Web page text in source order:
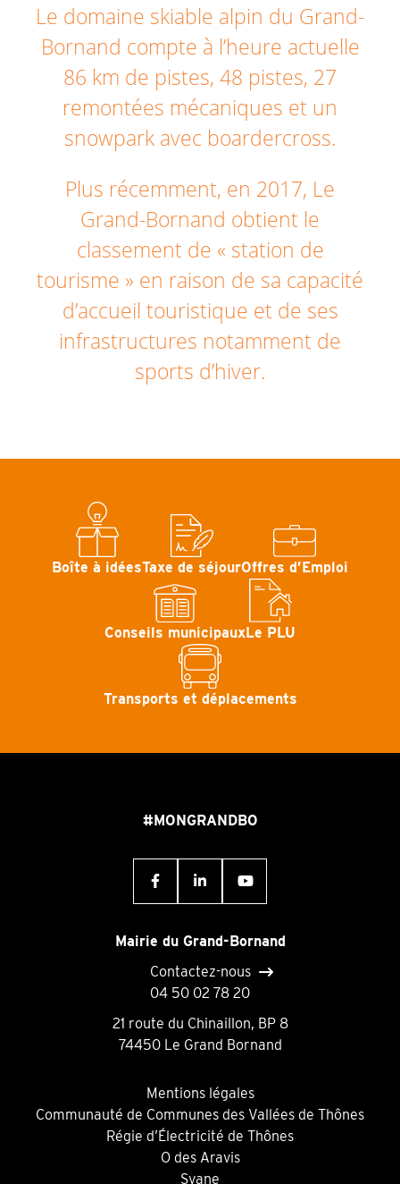
Le domaine skiable alpin du Grand-
Bornand compte à l’heure actuelle
86 km de pistes, 48 pistes, 27
remontées mécaniques et un
snowpark avec boardercross.
Plus récemment, en 2017, Le
Grand-Bornand obtient le
classement de « station de
tourisme » en raison de sa capacité
d’accueil touristique et de ses
infrastructures notamment de
sports d’hiver.
Boîte à idéesTaxe de séjourOffres d’Emploi
Conseils municipauxLe PLU
Transports et déplacements
#MONGRANDBO
Mairie du Grand-Bornand
Contactez-nous
04 50 02 78 20
21 route du Chinaillon, BP 8
74450 Le Grand Bornand
Mentions légales
Communauté de Communes des Vallées de Thônes
Régie d’Électricité de Thônes
O des Aravis
Syane